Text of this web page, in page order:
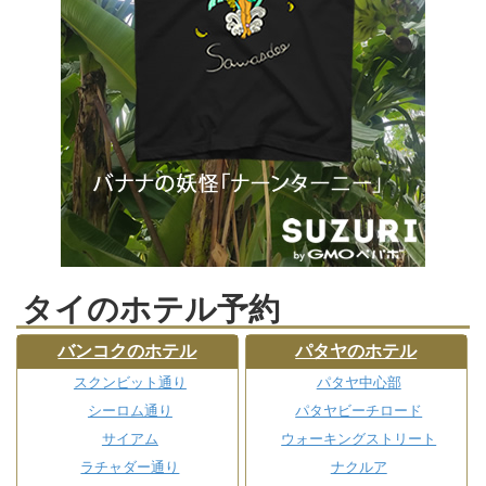
タイのホテル予約
バンコクのホテル
スクンビット通り
シーロム通り
サイアム
ラチャダー通り
パタヤのホテル
パタヤ中心部
パタヤビーチロード
ウォーキングストリート
ナクルア